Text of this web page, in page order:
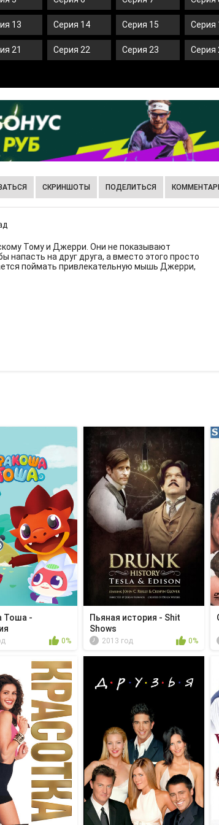
13 Серия 14 Серия 15 Серия
21 Серия 22 Серия 23 Серия
СКРИНШОТЫ ПОДЕЛИТЬСЯ
Тому и Джерри. Они не показывают
напасть на друг друга, а вместо этого просто
поймать привлекательную мышь Джерри,
Тоша -
0%
Пьяная история - Shit
Shows
2013 год 0%